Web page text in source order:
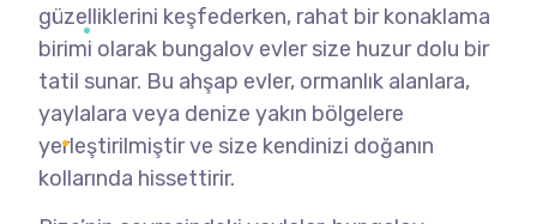
güzelliklerini keşfederken, rahat bir konaklama
birimi olarak bungalov evler size huzur dolu bir
tatil sunar. Bu ahşap evler, ormanlık alanlara,
yaylalara veya denize yakın bölgelere
yerleştirilmiştir ve size kendinizi doğanın
kollarında hissettirir.